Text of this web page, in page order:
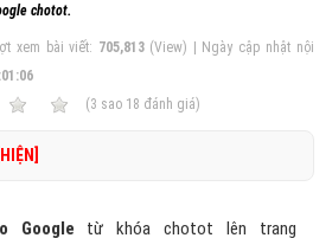
chotot.
xem bài viết: 705,813(View) | Ngày cập nhật nội
(3 sao 18 đánh giá)
[HIỆN]
Google từ khóa chotot lên trang